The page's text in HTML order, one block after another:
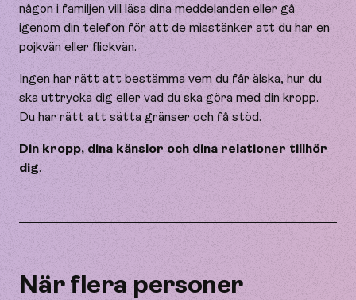
någon i familjen vill läsa dina meddelanden eller gå
igenom din telefon för att de misstänker att du har en
pojkvän eller flickvän.
Ingen har rätt att bestämma vem du får älska, hur du
ska uttrycka dig eller vad du ska göra med din kropp.
Du har rätt att sätta gränser och få stöd.
Din kropp, dina känslor och dina relationer tillhör
dig.
När flera personer